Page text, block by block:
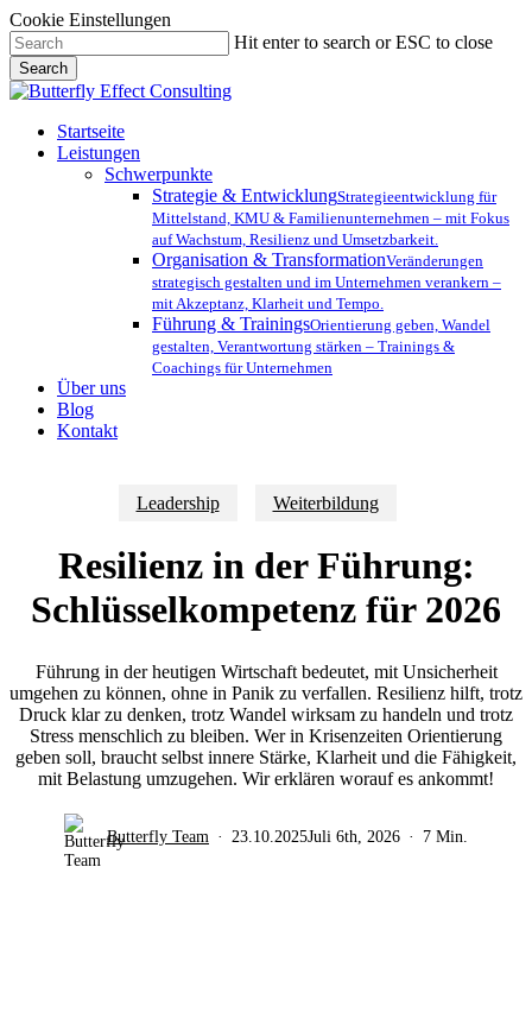
Cookie Einstellungen
Skip
to
main
content
Hit enter to search or ESC to close
Search
Close
Menu
Startseite
Leistungen
Schwerpunkte
Strategie & EntwicklungStrategieentwicklung für
Mittelstand, KMU & Familienunternehmen – mit Fokus
auf Wachstum, Resilienz und Umsetzbarkeit.
Organisation & TransformationVeränderungen
strategisch gestalten und im Unternehmen verankern –
mit Akzeptanz, Klarheit und Tempo.
Führung & TrainingsOrientierung geben, Wandel
gestalten, Verantwortung stärken – Trainings &
Coachings für Unternehmen
Über uns
Blog
Kontakt
Leadership Weiterbildung
Resilienz in der Führung:
Schlüsselkompetenz für 2026
Führung in der heutigen Wirtschaft bedeutet, mit Unsicherheit
umgehen zu können, ohne in Panik zu verfallen. Resilienz hilft, trotz
Druck klar zu denken, trotz Wandel wirksam zu handeln und trotz
Stress menschlich zu bleiben. Wer in Krisenzeiten Orientierung
geben soll, braucht selbst innere Stärke, Klarheit und die Fähigkeit,
mit Belastung umzugehen. Wir erklären worauf es ankommt!
Butterfly Team 23.10.2025Juli 6th, 2026 7 Min.